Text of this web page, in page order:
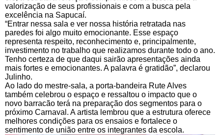
valorização de seus profissionais e com a busca pela
excelência na Sapucaí.
“Entrar nessa sala e ver nossa história retratada nas
paredes foi algo muito emocionante. Esse espaço
representa respeito, reconhecimento e, principalmente,
investimento no trabalho que realizamos durante todo o ano.
Tenho certeza de que daqui sairão apresentações ainda
mais fortes e emocionantes. A palavra é gratidão”, declarou
Julinho.
Ao lado do mestre-sala, a porta-bandeira Rute Alves
também celebrou o espaço e ressaltou o impacto que o
novo barracão terá na preparação dos segmentos para o
próximo Carnaval. A artista lembrou que a estrutura oferece
melhores condições para os ensaios e fortalece o
sentimento de união entre os integrantes da escola.